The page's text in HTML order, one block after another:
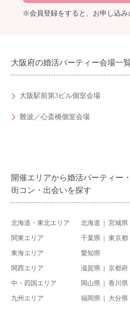
※会員登録をすると、お申し込み
大阪府の婚活パーティー会場一
大阪駅前第3ビル個室会場
難波／心斎橋個室会場
開催エリアから婚活パーティー
街コン・出会いを探す
北海道・東北エリア 北海道 宮城県
関東エリア 千葉県 東京都
東海エリア 愛知県
関西エリア 滋賀県 京都府
中・四国エリア 岡山県 香川県
九州エリア 福岡県 大分県